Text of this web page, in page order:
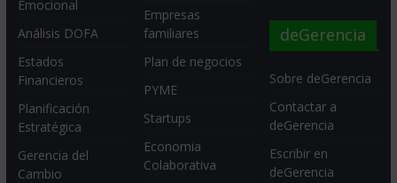
Emocional
Análisis DOFA
Estados
Financieros
Planificación
Estratégica
Gerencia del
Cambio
Empresas
familiares
Plan de negocios
PYME
Startups
Economia
Colaborativa
deGerencia
Sobre deGerencia
Contactar a
deGerencia
Escribir en
deGerencia